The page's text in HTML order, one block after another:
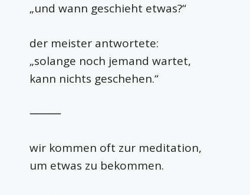
„und wann geschieht etwas?“
der meister antwortete:
„solange noch jemand wartet,
kann nichts geschehen.“
⸻
wir kommen oft zur meditation,
um etwas zu bekommen.